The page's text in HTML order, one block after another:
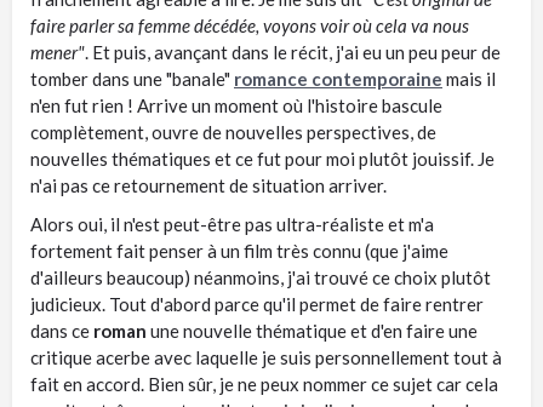
faire parler sa femme décédée, voyons voir où cela va nous
mener" . Et puis, avançant dans le récit, j'ai eu un peu peur de
tomber dans une "banale" romance contemporaine mais il
n'en fut rien ! Arrive un moment où l'histoire bascule
complètement, ouvre de nouvelles perspectives, de
nouvelles thématiques et ce fut pour moi plutôt jouissif. Je
n'ai pas ce retournement de situation arriver.
Alors oui, il n'est peut-être pas ultra-réaliste et m'a
fortement fait penser à un film très connu (que j'aime
d'ailleurs beaucoup) néanmoins, j'ai trouvé ce choix plutôt
judicieux. Tout d'abord parce qu'il permet de faire rentrer
dans ce roman une nouvelle thématique et d'en faire une
critique acerbe avec laquelle je suis personnellement tout à
fait en accord. Bien sûr, je ne peux nommer ce sujet car cela